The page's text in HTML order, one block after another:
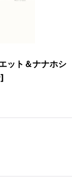
ット＆ナナホシ
]